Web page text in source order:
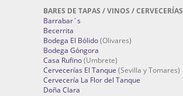
BARES DE TAPAS / VINOS / CERVECERÍAS
Barrabar´s
Becerrita
Bodega El Bólido(Olivares)
Bodega Góngora
Casa Rufino(Umbrete)
Cervecerías El Tanque (Sevilla y Tomares)
Cervecería La Flor del Tanque
Doña Clara